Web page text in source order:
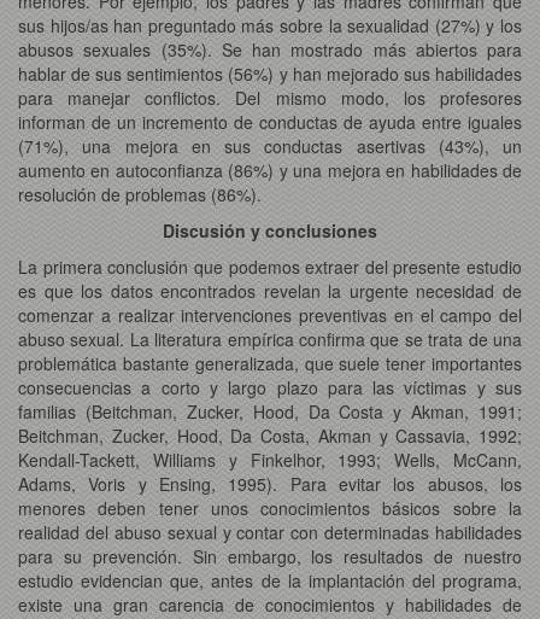
sus hijos/as han preguntado más sobre la sexualidad (27%) y los
abusos sexuales (35%). Se han mostrado más abiertos para
hablar de sus sentimientos (56%) y han mejorado sus habilidades
para manejar conflictos. Del mismo modo, los profesores
informan de un incremento de conductas de ayuda entre iguales
(71%), una mejora en sus conductas asertivas (43%), un
aumento en autoconfianza (86%) y una mejora en habilidades de
resolución de problemas (86%).
Discusión y conclusiones
La primera conclusión que podemos extraer del presente estudio
es que los datos encontrados revelan la urgente necesidad de
comenzar a realizar intervenciones preventivas en el campo del
abuso sexual. La literatura empírica confirma que se trata de una
problemática bastante generalizada, que suele tener importantes
consecuencias a corto y largo plazo para las víctimas y sus
familias (Beitchman, Zucker, Hood, Da Costa y Akman, 1991;
Beitchman, Zucker, Hood, Da Costa, Akman y Cassavia, 1992;
Kendall-Tackett, Williams y Finkelhor, 1993; Wells, McCann,
Adams, Voris y Ensing, 1995). Para evitar los abusos, los
menores deben tener unos conocimientos básicos sobre la
realidad del abuso sexual y contar con determinadas habilidades
para su prevención. Sin embargo, los resultados de nuestro
estudio evidencian que, antes de la implantación del programa,
existe una gran carencia de conocimientos y habilidades de